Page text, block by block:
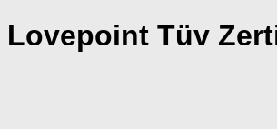
Lovepoint Tüv